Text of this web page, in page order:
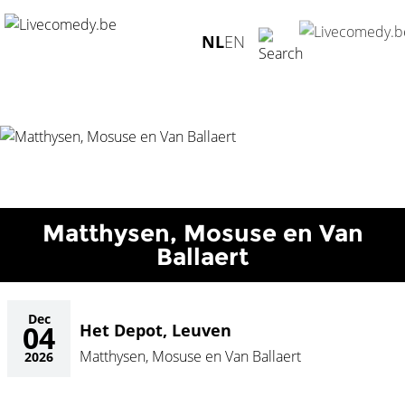
NLEN
Home/Agenda/ Matthysen, Mosuse en Van Ballaert
Matthysen, Mosuse en Van
Ballaert
Dec
04
2026
Het Depot, Leuven
Matthysen, Mosuse en Van Ballaert